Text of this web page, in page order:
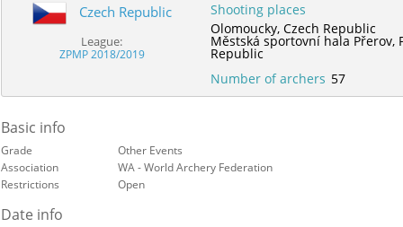
Czech Republic
League:
ZPMP 2018/2019
Shooting places
Olomoucky,Czech Republic
Městská sportovní hala Přerov,
Republic
Number of archers 57
Basic info
Grade
Other Events
Association
WA - World Archery Federation
Restrictions
Open
Date info